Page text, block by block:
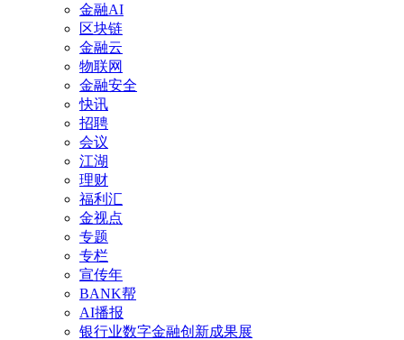
金融AI
区块链
金融云
物联网
金融安全
快讯
招聘
会议
江湖
理财
福利汇
金视点
专题
专栏
宣传年
BANK帮
AI播报
银行业数字金融创新成果展